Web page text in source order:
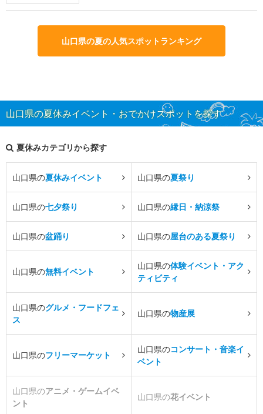
山口県の夏の人気スポットランキング
山口県の夏休みイベント・おでかけスポットを探す
夏休みカテゴリから探す
山口県の夏休みイベント 山口県の夏祭り
山口県の七夕祭り 山口県の縁日・納涼祭
山口県の盆踊り 山口県の屋台のある夏祭り
山口県の無料イベント
山口県の体験イベント・アク
ティビティ
山口県のグルメ・フードフェ
ス
山口県の物産展
山口県のフリーマーケット
山口県のコンサート・音楽イ
ベント
山口県のアニメ・ゲームイベ
ント
山口県の花イベント